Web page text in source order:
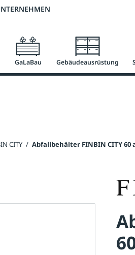
versandkostenfrei ab 50 €
GaLaBau Gebäudeausrüstung
CITY / Abfallbehälter FINBIN CITY 60